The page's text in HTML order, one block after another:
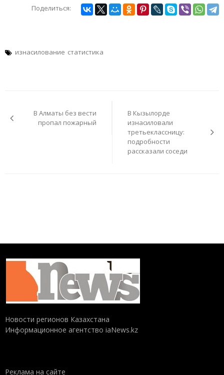
Поделиться:
изнасилование статистика
записямВ Алматы без вести
пропал пожарный
В Кызылорде
изнасиловали
третьеклассницу:
подробности
рассказали соседи
Новости регионов Казахстана
Информационное агентство iaNews.kz
Реклама на сайте